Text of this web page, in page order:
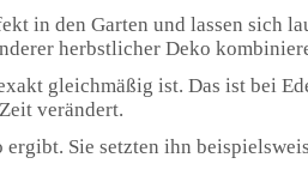
in den Garten und lassen sich
herbstlicher Deko
gleichmäßig ist. Das ist bei
verändert.
Sie setzten ihn